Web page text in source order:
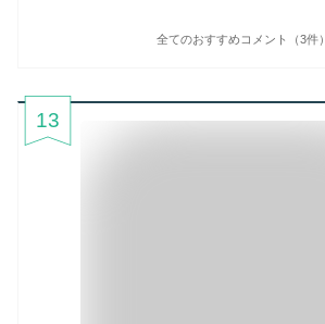
全てのおすすめコメント（3件）
13